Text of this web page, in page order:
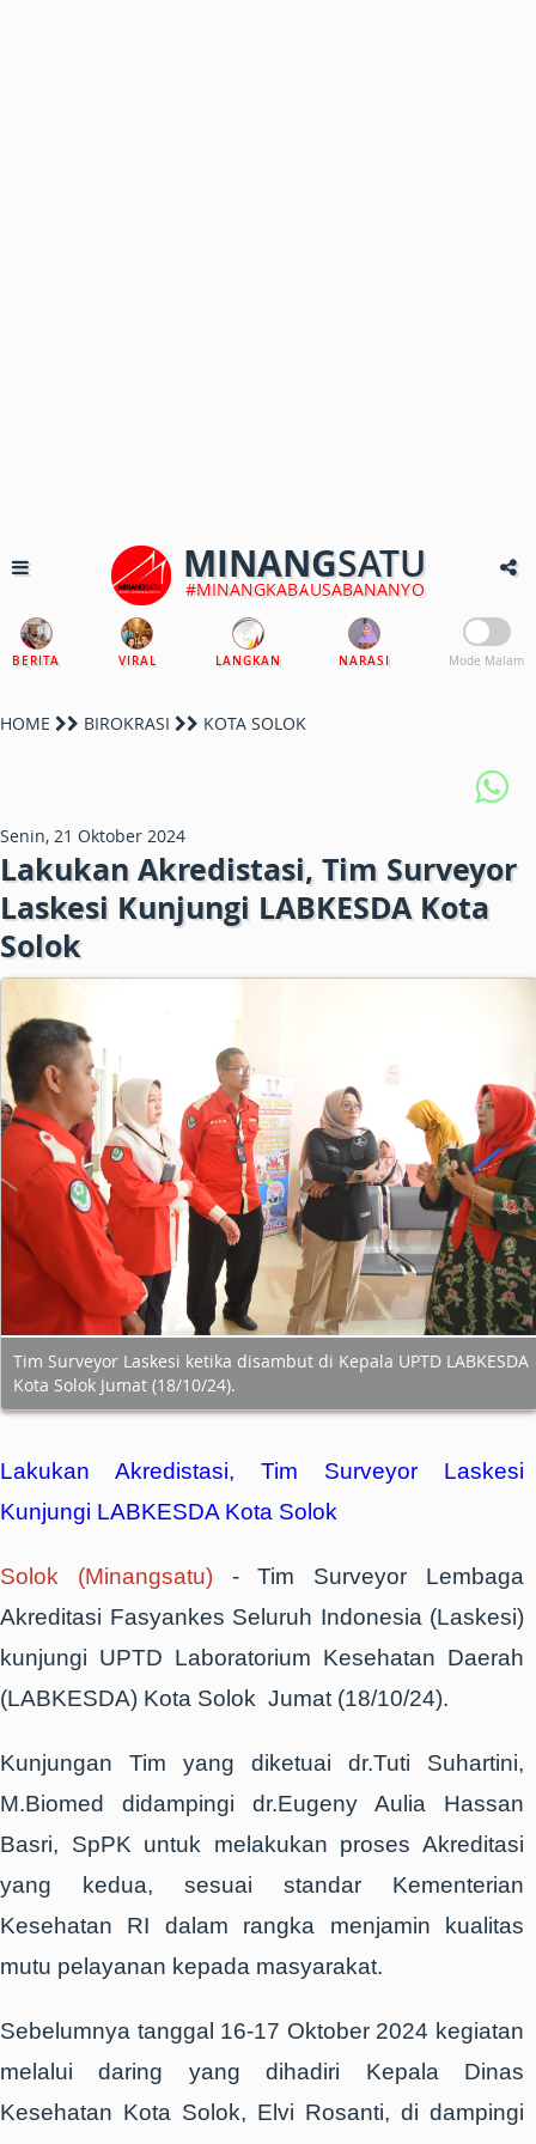
MINANGSATU
#MINANGKABAUSABANANYO
BERITA VIRAL LANGKAN NARASI Mode Malam
HOME BIROKRASI KOTA SOLOK
Senin, 21 Oktober 2024
Lakukan Akredistasi, Tim Surveyor
Laskesi Kunjungi LABKESDA Kota
Solok
Tim Surveyor Laskesi ketika disambut di Kepala UPTD LABKESDA
Kota Solok Jumat (18/10/24).
Lakukan Akredistasi, Tim Surveyor Laskesi
Kunjungi LABKESDA Kota Solok
Solok (Minangsatu)- Tim Surveyor Lembaga
Akreditasi Fasyankes Seluruh Indonesia (Laskesi)
kunjungi UPTD Laboratorium Kesehatan Daerah
(LABKESDA) Kota Solok Jumat (18/10/24).
Kunjungan Tim yang diketuai dr.Tuti Suhartini,
M.Biomed didampingi dr.Eugeny Aulia Hassan
Basri, SpPK untuk melakukan proses Akreditasi
yang kedua, sesuai standar Kementerian
Kesehatan RI dalam rangka menjamin kualitas
mutu pelayanan kepada masyarakat.
Sebelumnya tanggal 16-17 Oktober 2024 kegiatan
melalui daring yang dihadiri Kepala Dinas
Kesehatan Kota Solok, Elvi Rosanti, di dampingi